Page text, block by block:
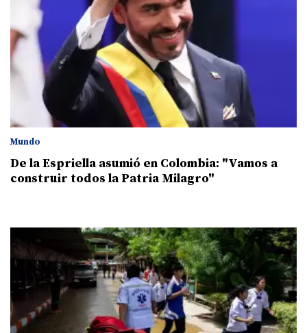
Mundo
De la Espriella asumió en Colombia: "Vamos a
construir todos la Patria Milagro"